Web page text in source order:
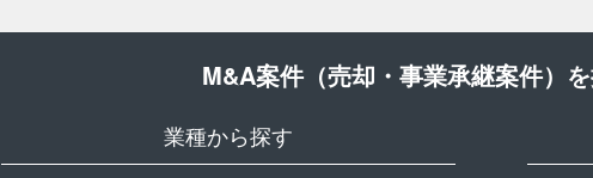
M&A案件（売却・事業承継案件）
業種から探す